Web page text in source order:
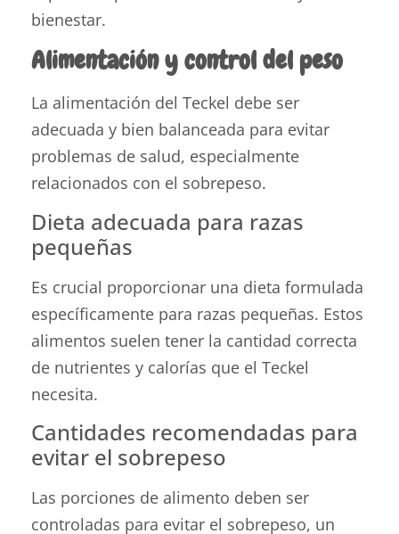
bienestar.
Alimentación y control del peso
La alimentación del Teckel debe ser
adecuada y bien balanceada para evitar
problemas de salud, especialmente
relacionados con el sobrepeso.
Dieta adecuada para razas
pequeñas
Es crucial proporcionar una dieta formulada
específicamente para razas pequeñas. Estos
alimentos suelen tener la cantidad correcta
de nutrientes y calorías que el Teckel
necesita.
Cantidades recomendadas para
evitar el sobrepeso
Las porciones de alimento deben ser
controladas para evitar el sobrepeso, un